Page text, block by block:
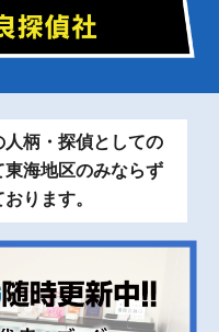
人柄・探偵としての
海地区のみならず
ります。